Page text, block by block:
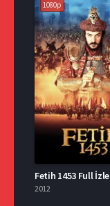
1080p
Fetih 1453 Full İzle
2012